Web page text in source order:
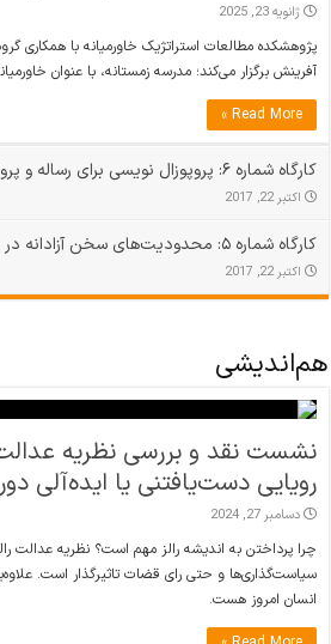
ژانویه 23, 2025
پژوهشکده مطالعات استراتژیک خاورمیانه با همکاری
آفرینش برگزار می‌کند؛ مدرسه زمستانه، با عنوان
Read More »
کارگاه شماره ۶: پروپوزال نویسی برای رساله و پروژه‌های تحقیقی
اکتبر 22, 2017
کارگاه شماره ۵: محدودیت‌های سخن آزادانه در یونان باستان
اکتبر 22, 2017
هم‌اندیشی
نشست نقد و بررسی نظریه
رویایی دست‌یافتنی یا ایده‌آلی
دسامبر 27, 2024
چرا پرداختن به اندیشه رالز مهم است؟ نظریه عدالت
سیاست‌گذاری‌ها و حتی رای قضات تاثیرگذار است.
انسان امروز هست.